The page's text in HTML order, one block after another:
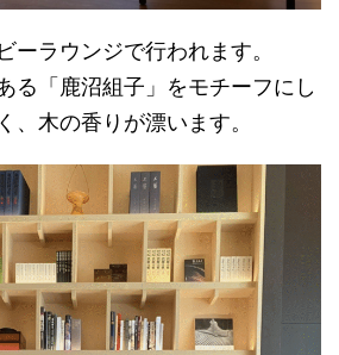
ーラウンジで行われます。
る「鹿沼組子」をモチーフにし
、木の香りが漂います。